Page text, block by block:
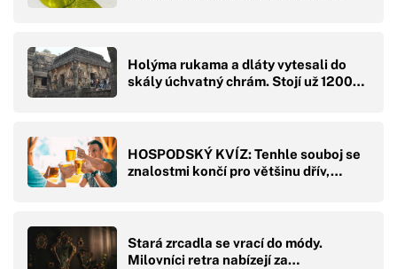
Holýma rukama a dláty vytesali do
skály úchvatný chrám. Stojí už 1200…
HOSPODSKÝ KVÍZ: Tenhle souboj se
znalostmi končí pro většinu dřív,…
Stará zrcadla se vrací do módy.
Milovníci retra nabízejí za…